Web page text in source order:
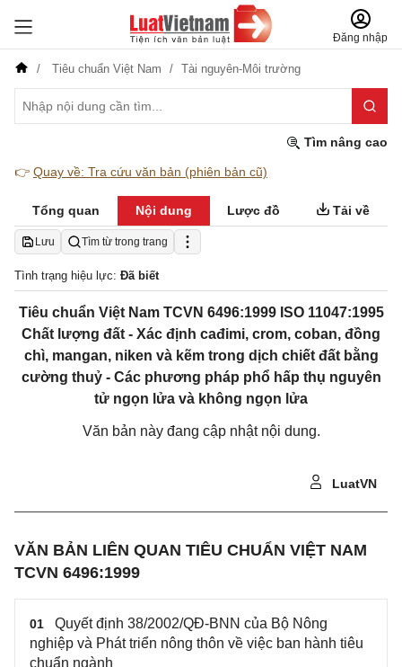
Đăng nhập
Tiêu chuẩn Việt Nam Tài nguyên-Môi trường
Tìm nâng cao
👉 Quay về: Tra cứu văn bản (phiên bản cũ)
Tổng quan Nội dung Lược đồ Tải về
Lưu Tìm từ trong trang
Tình trạng hiệu lực: Đã biết
Tiêu chuẩn Việt Nam TCVN 6496:1999 ISO 11047:1995
Chất lượng đất - Xác định cađimi, crom, coban, đồng
chì, mangan, niken và kẽm trong dịch chiết đất bằng
cường thuỷ - Các phương pháp phổ hấp thụ nguyên
tử ngọn lửa và không ngọn lửa
Văn bản này đang cập nhật nội dung.
LuatVN
VĂN BẢN LIÊN QUAN TIÊU CHUẨN VIỆT NAM
TCVN 6496:1999
01
Quyết định 38/2002/QĐ-BNN của Bộ Nông
nghiệp và Phát triển nông thôn về việc ban hành tiêu
chuẩn ngành